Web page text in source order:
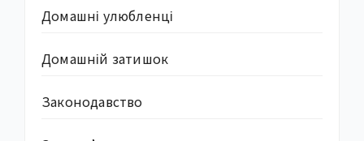
Домашні улюбленці
Домашній затишок
Законодавство